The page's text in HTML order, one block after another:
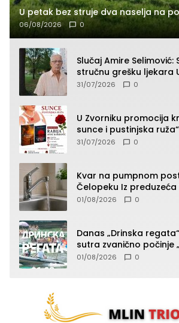
U petak bez struje dva naselja na
06/08/2026 0
Slučaj Amire
stručnu grešku ljekara
presudan dokaz ostala
31/07/2026 0
U Zvorniku promocija
sunce i pustinjska
Avdić-Hamidović
31/07/2026 0
Kvar na pumpnom
Čelopeku Iz
komunalije”
01/08/2026 0
Danas „Drinska
sutra zvanično počinje
01/08/2026 0